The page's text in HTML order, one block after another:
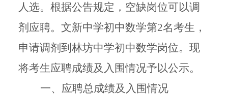
人选。根据公告规定，空缺岗位可以调
剂应聘。文新中学初中数学第2名考生，
申请调剂到林坊中学初中数学岗位。现
将考生应聘成绩及入围情况予以公示。
一、应聘总成绩及入围情况